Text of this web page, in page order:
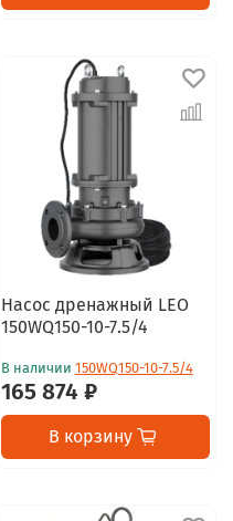
Насос дренажный LEO
150WQ150-10-7.5/4
В наличии 150WQ150-10-7.5/4
165 874 ₽
В корзину